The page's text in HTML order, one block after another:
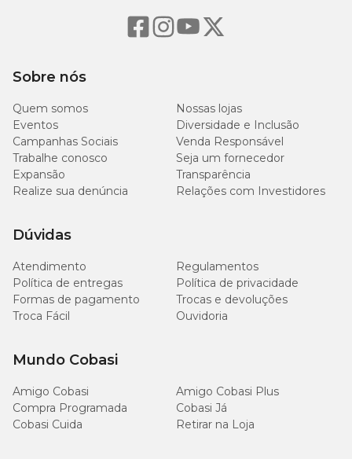
Sobre nós
Quem somos
Nossas lojas
Eventos
Diversidade e Inclusão
Campanhas Sociais
Venda Responsável
Trabalhe conosco
Seja um fornecedor
Expansão
Transparência
Realize sua denúncia
Relações com Investidores
Dúvidas
Atendimento
Regulamentos
Política de entregas
Política de privacidade
Formas de pagamento
Trocas e devoluções
Troca Fácil
Ouvidoria
Mundo Cobasi
Amigo Cobasi
Amigo Cobasi Plus
Compra Programada
Cobasi Já
Cobasi Cuida
Retirar na Loja